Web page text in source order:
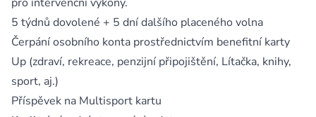
5 týdnů dovolené + 5 dní dalšího placeného volna
Čerpání osobního konta prostřednictvím benefitní karty
Up (zdraví, rekreace, penzijní připojištění, Lítačka, knihy,
sport, aj.)
Příspěvek na Multisport kartu